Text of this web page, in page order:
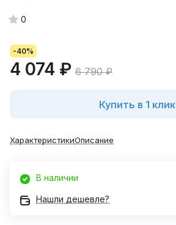
0
-40%
4 074 ₽ 6 790 ₽
Купить в 1 клик
ХарактеристикиОписание
В наличии
Нашли дешевле?